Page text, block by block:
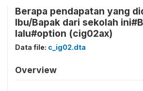
Berapa pendapatan yang
Ibu/Bapak dari sekolah
lalu#option (cig02ax)
Data file: c_ig02.dta
Overview